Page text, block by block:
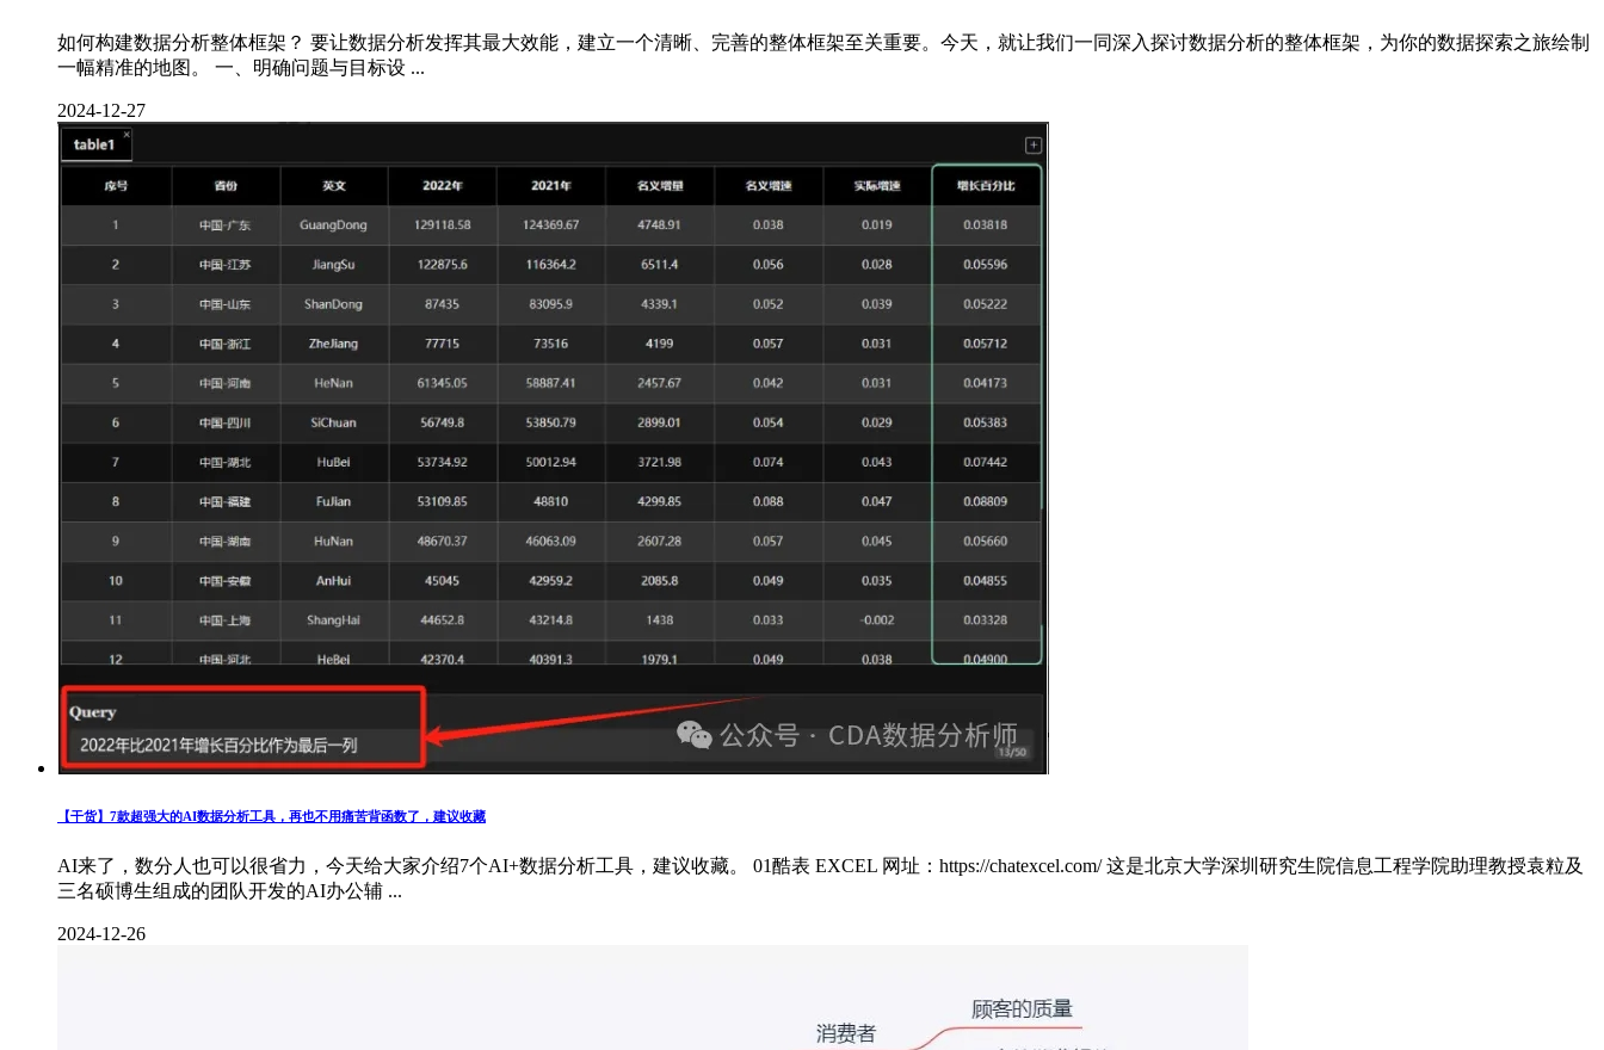
如何构建数据分析整体框架？ 要让数据分析发挥其最大效能，建立一个清晰、完善的整体框架至关重要。今天，就让我们一同深入探讨数据分析的整体框架，为你的数据探索之旅绘制
一幅精准的地图。 一、明确问题与目标设 ...
2024-12-27
【干货】7款超强大的AI数据分析工具，再也不用痛苦背函数了，建议收藏
AI来了，数分人也可以很省力，今天给大家介绍7个AI+数据分析工具，建议收藏。 01酷表 EXCEL 网址：https://chatexcel.com/ 这是北京大学深圳研究生院信息工程学院助理教授袁粒及
三名硕博生组成的团队开发的AI办公辅 ...
2024-12-26